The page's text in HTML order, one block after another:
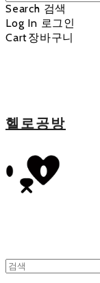
Search 검색
Log In 로그인
Cart장바구니
헬로공방